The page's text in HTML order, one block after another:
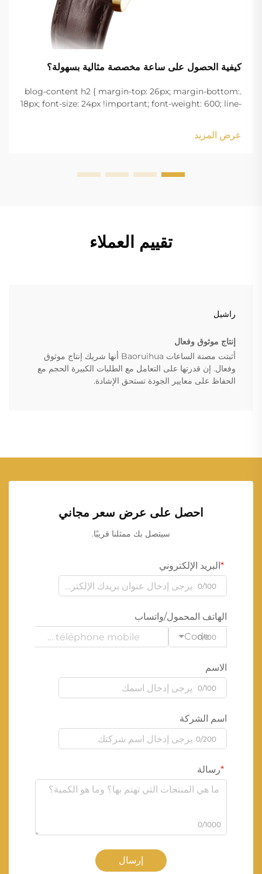
كيفية الحصول على ساعة مخصصة مثالية بسهولة؟
.blog-content h2 { margin-top: 26px; margin-bottom:
18px; font-size: 24px !important; font-weight: 600; line-
margin-bottom: 18px; font-size: 20px !important; font-
w...
عرض المزيد
تقييم العملاء
راشيل
إنتاج موثوق وفعال
أثبتت مصنة الساعات Baoruihua أنها شريك إنتاج موثوق
وفعال. إن قدرتها على التعامل مع الطلبات الكبيرة الحجم مع
الحفاظ على معايير الجودة تستحق الإشادة.
احصل على عرض سعر مجاني
سيتصل بك ممثلنا قريبًا.
البريد الإلكتروني
0/100
الهاتف المحمول/واتساب
Code
0/100
الاسم
0/100
اسم الشركة
0/200
رسالة
0/1000
إرسال